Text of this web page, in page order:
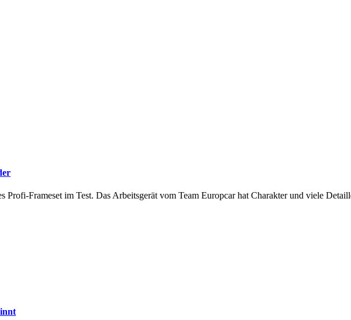
Profi-Frameset im Test. Das Arbeitsgerät vom Team Europcar hat Charakter und viele